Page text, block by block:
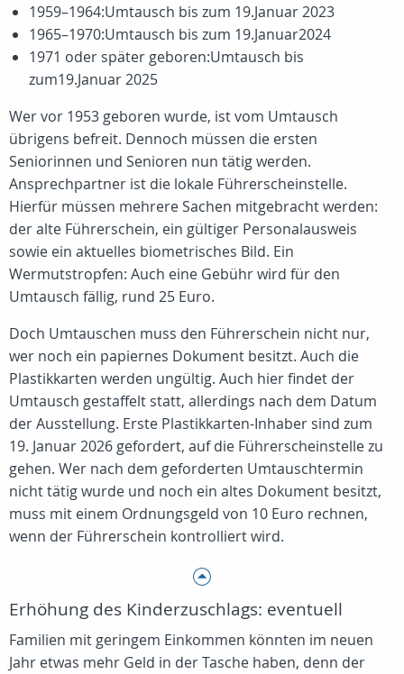
1959–1964:Umtausch bis zum 19.Januar 2023
1965–1970:Umtausch bis zum 19.Januar2024
1971 oder später geboren:Umtausch bis
zum19.Januar 2025
Wer vor 1953 geboren wurde, ist vom Umtausch
übrigens befreit. Dennoch müssen die ersten
Seniorinnen und Senioren nun tätig werden.
Ansprechpartner ist die lokale Führerscheinstelle.
Hierfür müssen mehrere Sachen mitgebracht werden:
der alte Führerschein, ein gültiger Personalausweis
sowie ein aktuelles biometrisches Bild. Ein
Wermutstropfen: Auch eine Gebühr wird für den
Umtausch fällig, rund 25 Euro.
Doch Umtauschen muss den Führerschein nicht nur,
wer noch ein papiernes Dokument besitzt. Auch die
Plastikkarten werden ungültig. Auch hier findet der
Umtausch gestaffelt statt, allerdings nach dem Datum
der Ausstellung. Erste Plastikkarten-Inhaber sind zum
19. Januar 2026 gefordert, auf die Führerscheinstelle zu
gehen. Wer nach dem geforderten Umtauschtermin
nicht tätig wurde und noch ein altes Dokument besitzt,
muss mit einem Ordnungsgeld von 10 Euro rechnen,
wenn der Führerschein kontrolliert wird.
Erhöhung des Kinderzuschlags: eventuell
Familien mit geringem Einkommen könnten im neuen
Jahr etwas mehr Geld in der Tasche haben, denn der